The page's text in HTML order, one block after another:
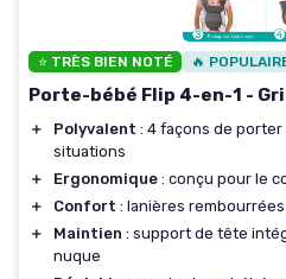
⭐ TRÈS BIEN NOTÉ 🔥
Porte-bébé Flip 4-en-1 -
＋ Polyvalent : 4 façons de
situations
＋
Ergonomique : conçu pour le
＋
Confort : lanières
＋
Maintien : support de tête
nuque